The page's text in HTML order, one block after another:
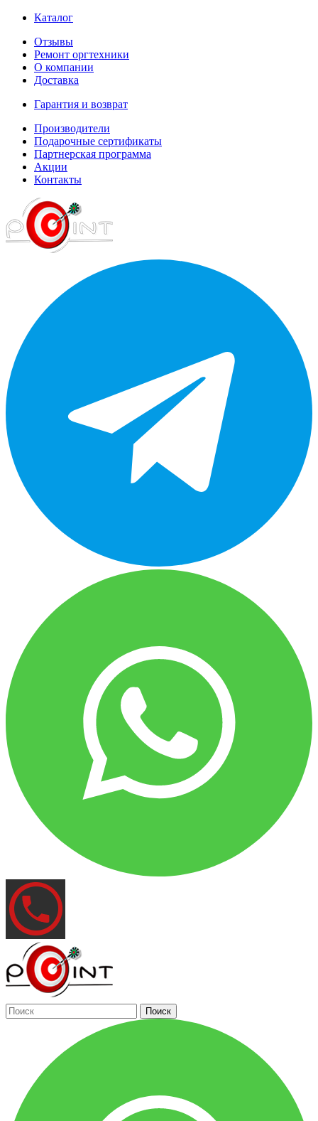
Каталог
Отзывы
Ремонт оргтехники
О компании
Доставка
Гарантия и возврат
Производители
Подарочные сертификаты
Партнерская программа
Акции
Контакты
Поиск